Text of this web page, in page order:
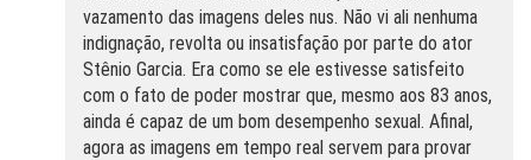
vazamento das imagens deles nus. Não vi ali nenhuma
indignação, revolta ou insatisfação por parte do ator
Stênio Garcia. Era como se ele estivesse satisfeito
com o fato de poder mostrar que, mesmo aos 83 anos,
ainda é capaz de um bom desempenho sexual. Afinal,
agora as imagens em tempo real servem para provar